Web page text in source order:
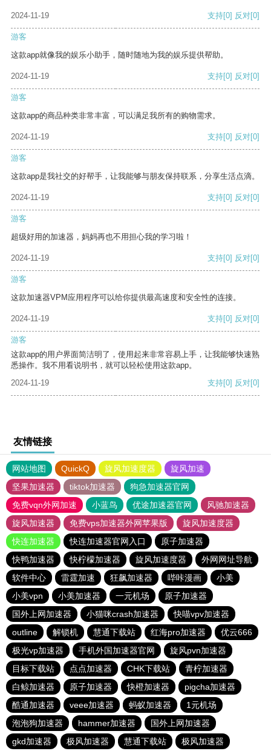
2024-11-19 支持[0] 反对[0]
游客
这款app就像我的娱乐小助手，随时随地为我的娱乐提供帮助。
2024-11-19 支持[0] 反对[0]
游客
这款app的商品种类非常丰富，可以满足我所有的购物需求。
2024-11-19 支持[0] 反对[0]
游客
这款app是我社交的好帮手，让我能够与朋友保持联系，分享生活点滴。
2024-11-19 支持[0] 反对[0]
游客
超级好用的加速器，妈妈再也不用担心我的学习啦！
2024-11-19 支持[0] 反对[0]
游客
这款加速器VPM应用程序可以给你提供最高速度和安全性的连接。
2024-11-19 支持[0] 反对[0]
游客
这款app的用户界面简洁明了，使用起来非常容易上手，让我能够快速熟
悉操作。我不用看说明书，就可以轻松使用这款app。
2024-11-19
支持[0] 反对[0]
友情链接
网站地图 QuickQ 旋风加速度器
旋风加速
坚果加速器
tiktok加速器
狗急加速器官网
免费vqn外网加速
小蓝鸟 优途加速器官网
风驰加速器
旋风加速器
免费vps加速器外网苹果版
旋风加速度器
快连加速器
快连加速器官网入口
原子加速器
快鸭加速器
快柠檬加速器 旋风加速度器
外网网址导航
软件中心
雷霆加速 狂飙加速器 哔咔漫画
小美
小美vpn
小美加速器 一元机场
原子加速器
国外上网加速器
小猫咪crash加速器
快喵vpv加速器
outline
解锁机 慧通下载站 红海pro加速器
优云666
极光vp加速器
手机外国加速器官网
旋风pvn加速器
目标下载站
点点加速器 CHK下载站
青柠加速器
白鲸加速器
原子加速器 快橙加速器
pigcha加速器
酷通加速器
veee加速器 蚂蚁加速器
1元机场
泡泡狗加速器
hammer加速器
国外上网加速器
gkd加速器
极风加速器 慧通下载站 极风加速器